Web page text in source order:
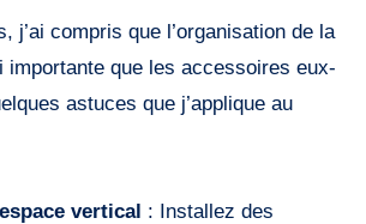
j’ai compris que l’organisation de la
importante que les accessoires eux-
astuces que j’applique au
vertical : Installez des